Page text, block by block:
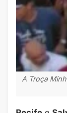
A Troça